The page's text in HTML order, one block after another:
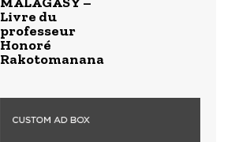
Livre du
professeur
Honoré
Rakotomanana